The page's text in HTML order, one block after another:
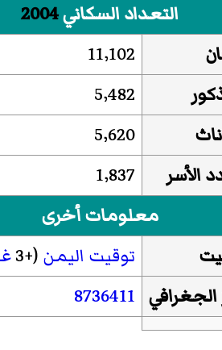
التعداد السكاني2004
11٬102
5٬482
5٬620
الأسر
1٬837
معلومات أخرى
توقيت اليمن (+3
الجغرافي 8736411